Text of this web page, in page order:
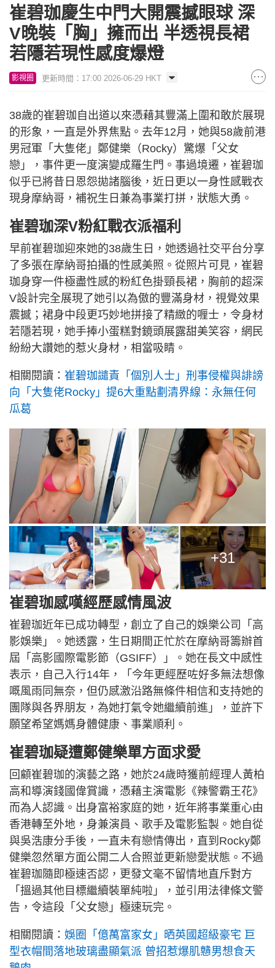
崔碧珈慶生中門大開震撼眼球 深
V晚裝「胸」擁而出 半透視長裙
若隱若現性感度爆燈
影視圈 更新時間：17:00 2026-06-29 HKT
38歲的崔碧珈自出道以來憑藉其豐滿上圍和敢於展現
的形象，一直是外界焦點。去年12月，她與58歲前港
男冠軍「大隻佬」鄭健樂（Rocky）驚爆「父女
戀」，事件更一度演變成羅生門。事過境遷，崔碧珈
似乎已將昔日恩怨拋諸腦後，近日更以一身性感戰衣
現身摩納哥，補祝生日兼為事業打拼，狀態大勇。
崔碧珈深V粉紅戰衣派福利
早前崔碧珈迎來她的38歲生日，她透過社交平台分享
了多張在摩納哥拍攝的性感美照。從照片可見，崔碧
珈身穿一件極盡性感的粉紅色掛頸長裙，胸前的超深
V設計完全展現了她引以為傲的豐滿身材，視覺效果
震撼；裙身中段更巧妙地拼接了精緻的喱士，令身材
若隱若現，她手捧小蛋糕對鏡頭展露甜美笑容，網民
紛紛大讚她的惹火身材，相當吸睛。
相關閱讀： 崔碧珈譴責「個別人士」刑事侵權與誹謗
向「大隻佬Rocky」提6大重點劃清界線：永無任何
瓜葛
+31
崔碧珈感嘆經歷感情風波
崔碧珈近年已成功轉型，創立了自己的娛樂公司「高
影娛樂」。她透露，生日期間正忙於在摩納哥籌辦首
屆「高影國際電影節（GSIFF）」。她在長文中感性
表示，自己入行14年，「今年更經歷咗好多無法想像
嘅風雨同無奈，但仍感激沿路無條件相信和支持她的
團隊與各界朋友，為她打氣令她繼續前進」，並許下
願望希望媽媽身體健康、事業順利。
崔碧珈疑遭鄭健樂單方面求愛
回顧崔碧珈的演藝之路，她於24歲時獲前經理人黃柏
高和導演錢國偉賞識，憑藉主演電影《辣警霸王花》
而為人認識。出身富裕家庭的她，近年將事業重心由
香港轉至外地，身兼演員、歌手及電影監製。她自從
與吳浩康分手後，一直未有戀情傳出，直到Rocky鄭
健樂忽然單方面公開二人合照並更新戀愛狀態。不過
崔碧珈隨即極速否認，更發文毫不留情地直斥對方
「搵過其他目標繼續裝單純啦」，並引用法律條文警
告，令這段「父女戀」極速玩完。
相關閱讀： 娛圈「億萬富家女」晒英國超級豪宅 巨
型衣帽間落地玻璃盡顯氣派 曾招惹爆肌戇男想食天